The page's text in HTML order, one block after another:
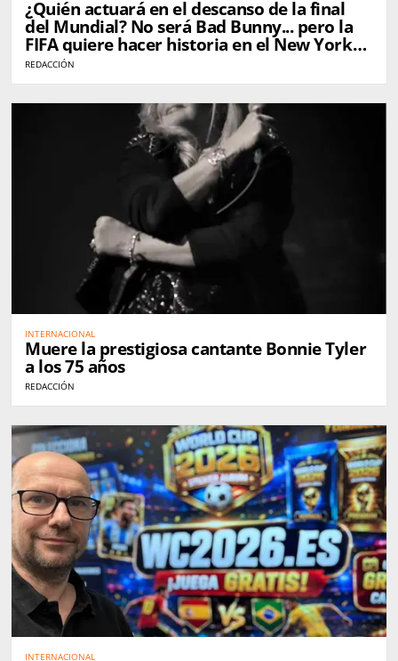
¿Quién actuará en el descanso de la final
del Mundial? No será Bad Bunny... pero la
FIFA quiere hacer historia en el New York
New Jersey Stadium
REDACCIÓN
INTERNACIONAL
Muere la prestigiosa cantante Bonnie Tyler
a los 75 años
REDACCIÓN
INTERNACIONAL